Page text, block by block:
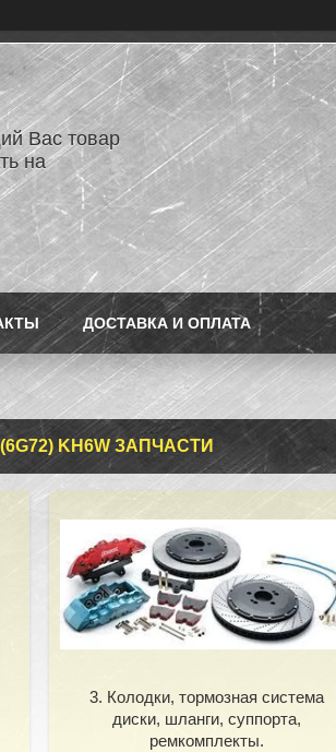
Вас товар
на
ДОСТАВКА И ОПЛАТА
(6G72) KH6W ЗАПЧАСТИ
3. Колодки, тормозная система
диски, шланги, суппорта,
ремкомплекты.